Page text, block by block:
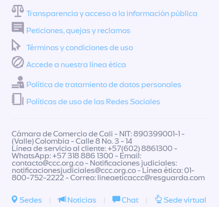
Transparencia y acceso a la información pública
Peticiones, quejas y reclamos
Términos y condiciones de uso
Accede a nuestra línea ética
Política de tratamiento de datos personales
Políticas de uso de las Redes Sociales
Cámara de Comercio de Cali - NIT: 890399001-1 -
(Valle) Colombia - Calle 8 No. 3 - 14
Línea de servicio al cliente: +57(602) 8861300 -
WhatsApp: +57 318 886 1300 - Email:
contacto@ccc.org.co- Notificaciones judiciales:
notificacionesjudiciales@ccc.org.co- Línea ética: 01-
800-752-2222 - Correo: lineaeticaccc@resguarda.com
Sedes | Noticias | Chat | Sede virtual